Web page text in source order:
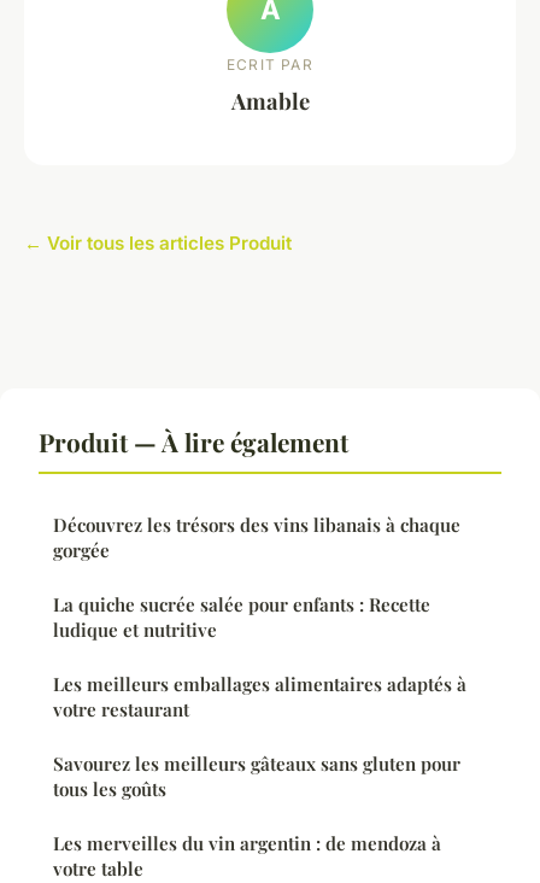
A
ECRIT PAR
Amable
← Voir tous les articles Produit
Produit — À lire également
Découvrez les trésors des vins libanais à chaque
gorgée
La quiche sucrée salée pour enfants : Recette
ludique et nutritive
Les meilleurs emballages alimentaires adaptés à
votre restaurant
Savourez les meilleurs gâteaux sans gluten pour
tous les goûts
Les merveilles du vin argentin : de mendoza à
votre table